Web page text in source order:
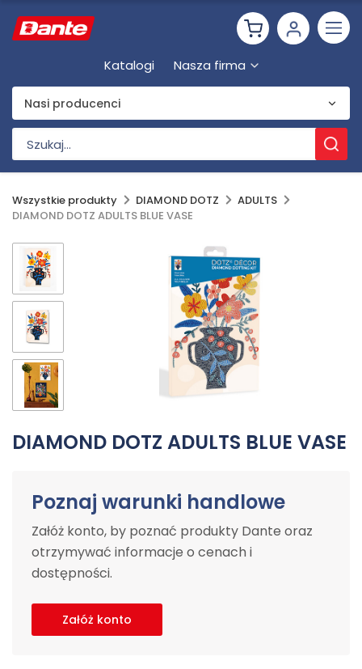
Katalogi Nasza firma
Nasi producenci
Wszystkie produkty DIAMOND DOTZ
ADULTS
DIAMOND DOTZ ADULTS BLUE VASE
DIAMOND DOTZ ADULTS BLUE VASE
Poznaj warunki handlowe
Załóż konto, by poznać produkty Dante oraz
otrzymywać informacje o cenach i
dostępności.
Załóż konto